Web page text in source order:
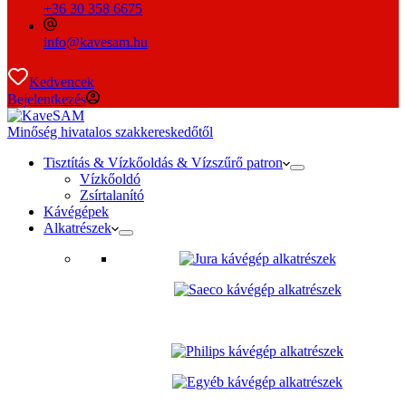
+36 30 358 6675
info@kavesam.hu
Kedvencek
Bejelentkezés
Minőség hivatalos szakkereskedőtől
Tisztítás & Vízkőoldás & Vízszűrő patron
Vízkőoldó
Zsírtalanító
Kávégépek
Alkatrészek